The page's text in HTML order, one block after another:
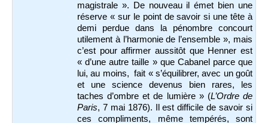
magistrale ». De nouveau il émet bien une
réserve « sur le point de savoir si une tête à
demi perdue dans la pénombre concourt
utilement à l’harmonie de l’ensemble », mais
c’est pour affirmer aussitôt que Henner est
« d’une autre taille » que Cabanel parce que
lui, au moins, fait « s’équilibrer, avec un goût
et une science devenus bien rares, les
taches d’ombre et de lumière » (L’Ordre de
Paris, 7 mai 1876). Il est difficile de savoir si
ces compliments, même tempérés, sont